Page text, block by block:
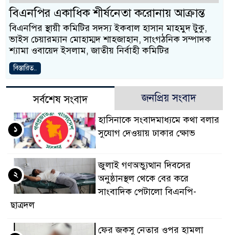
বিএনপির একাধিক শীর্ষনেতা করোনায় আক্রান্ত
বিএনপির স্থায়ী কমিটির সদস্য ইকবাল হাসান মাহমুদ টুকু,
ভাইস চেয়ারম্যান মোহাম্মদ শাহজাহান, সাংগঠনিক সম্পাদক
শ্যামা ওবায়েদ ইসলাম, জাতীয় নির্বাহী কমিটির
বিস্তারিত..
সর্বশেষ সংবাদ জনপ্রিয় সংবাদ
হাসিনাকে সংবাদমাধ্যমে কথা বলার
সুযোগ দেওয়ায় ঢাকার ক্ষোভ
১
জুলাই গণঅভ্যুত্থান দিবসের
অনুষ্ঠানস্থল থেকে বের করে
সাংবাদিক পেটালো বিএনপি-
ছাত্রদল
২
ফের জকসু নেতার ওপর হামলা